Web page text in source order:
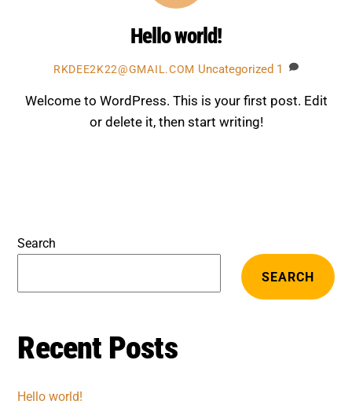
Hello world!
RKDEE2K22@GMAIL.COM Uncategorized 1
Welcome to WordPress. This is your first post. Edit
or delete it, then start writing!
Search
SEARCH
Recent Posts
Hello world!